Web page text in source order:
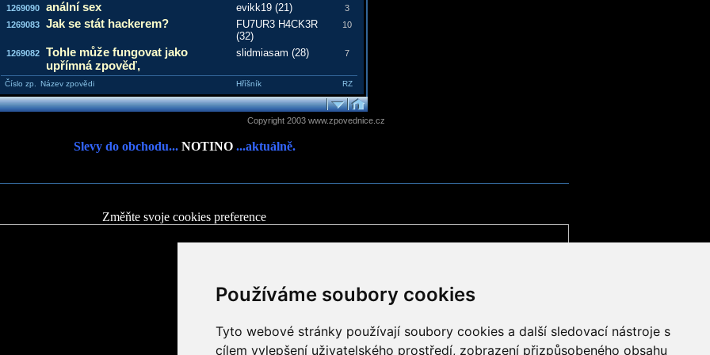
Používáme soubory cookies
Tyto webové stránky používají soubory cookies a další sledovací nástroje s
cílem vylepšení uživatelského prostředí, zobrazení přizpůsobeného obsahu
1269090 anální sex evikk19 (21)
3
1269083
Jak se stát hackerem?
FU7UR3 H4CK3R
(32)
10
1269082
Tohle může fungovat jako
upřímná zpověď,
slidmiasam (28) 7
Číslo zp. Název zpovědi Hříšník RZ
Copyright 2003 www.zpovednice.cz
Slevy do obchodu... NOTINO...aktuálně.
Změňte svoje cookies preference